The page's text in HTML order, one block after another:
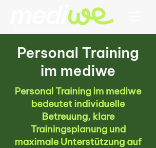
Personal Training
im mediwe
Personal Training im mediwe
bedeutet individuelle
Betreuung, klare
Trainingsplanung und
maximale Unterstützung auf